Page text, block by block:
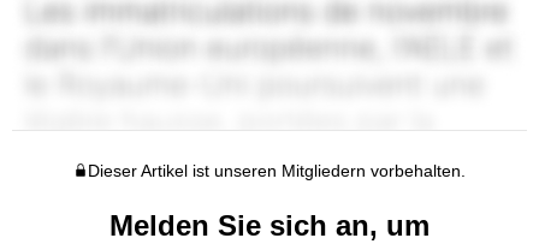
Dieser Artikel ist unseren Mitgliedern vorbehalten.
Melden Sie sich an, um